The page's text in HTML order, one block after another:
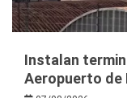
Instalan
Aeropuerto de